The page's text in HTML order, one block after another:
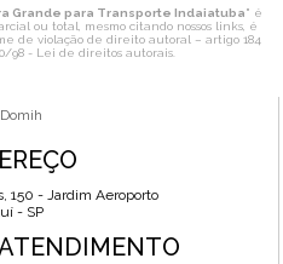
Grande para Transporte Indaiatuba" é
ou total, mesmo citando nossos links, é
de violação de direito autoral – artigo 184
98 - Lei de direitos autorais.
150 - Jardim Aeroporto
- SP